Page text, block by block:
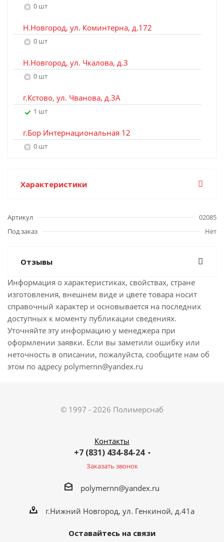
0 шт
Н.Новгород, ул. Коминтерна, д.172
0 шт
Н.Новгород, ул. Чкалова, д.3
0 шт
г.Кстово, ул. Чванова, д.3А
1 шт
г.Бор Интернациональная 12
0 шт
Характеристики
Артикул
02085
Под заказ
Нет
Отзывы
Информация о характеристиках, свойствах, стране
изготовления, внешнем виде и цвете товара носит
справочный характер и основывается на последних
доступных к моменту публикации сведениях.
Уточняйте эту информацию у менеджера при
оформлении заявки. Если вы заметили ошибку или
неточность в описании, пожалуйста, сообщите нам об
этом по адресу polymernn@yandex.ru
© 1997 - 2026 Полимерснаб
Контакты
+7 (831) 434-84-24
Заказать звонок
polymernn@yandex.ru
г.Нижний Новгород, ул. Генкиной, д.41а
Оставайтесь на связи